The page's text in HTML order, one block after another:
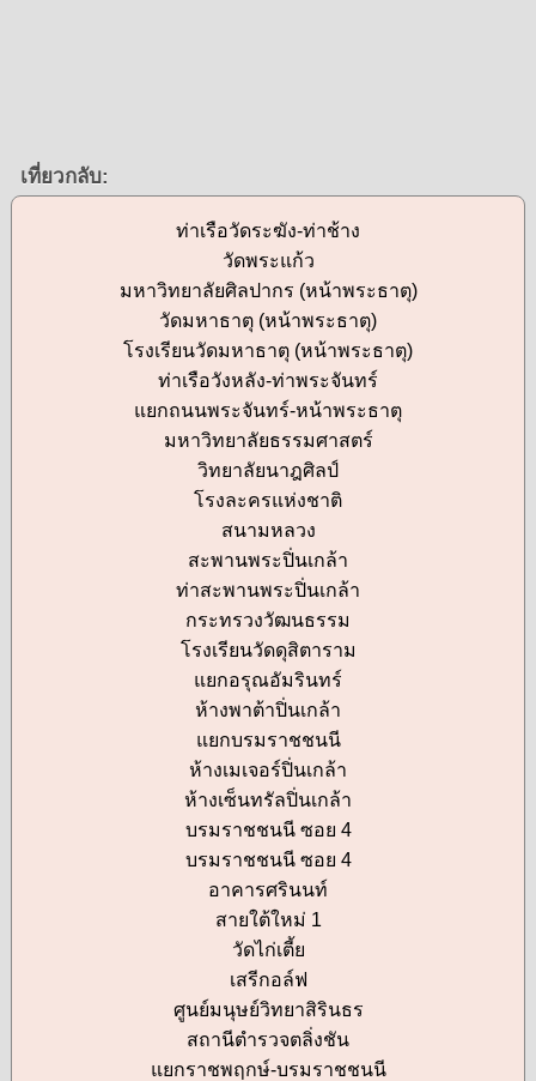
เที่ยวกลับ:
ท่าเรือวัดระฆัง-ท่าช้าง
วัดพระแก้ว
มหาวิทยาลัยศิลปากร (หน้าพระธาตุ)
วัดมหาธาตุ (หน้าพระธาตุ)
โรงเรียนวัดมหาธาตุ (หน้าพระธาตุ)
ท่าเรือวังหลัง-ท่าพระจันทร์
แยกถนนพระจันทร์-หน้าพระธาตุ
มหาวิทยาลัยธรรมศาสตร์
วิทยาลัยนาฎศิลป์
โรงละครแห่งชาติ
สนามหลวง
สะพานพระปิ่นเกล้า
ท่าสะพานพระปิ่นเกล้า
กระทรวงวัฒนธรรม
โรงเรียนวัดดุสิตาราม
แยกอรุณอัมรินทร์
ห้างพาต้าปิ่นเกล้า
แยกบรมราชชนนี
ห้างเมเจอร์ปิ่นเกล้า
ห้างเซ็นทรัลปิ่นเกล้า
บรมราชชนนี ซอย 4
บรมราชชนนี ซอย 4
อาคารศรินนท์
สายใต้ใหม่ 1
วัดไก่เตี้ย
เสรีกอล์ฟ
ศูนย์มนุษย์วิทยาสิรินธร
สถานีตำรวจตลิ่งชัน
แยกราชพฤกษ์-บรมราชชนนี